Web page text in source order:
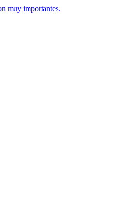
muy importantes.